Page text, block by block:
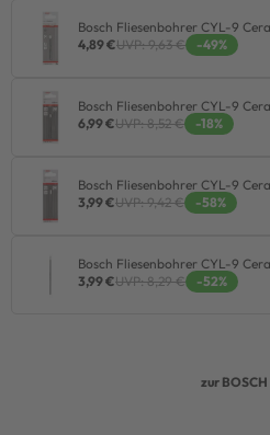
Bosch Fliesenbohrer CYL-9
4,89 €UVP: 9,63 € -49%
Bosch Fliesenbohrer CYL-9
6,99 €UVP: 8,52 € -18%
Bosch Fliesenbohrer CYL-9
3,99 €UVP: 9,42 € -58%
Bosch Fliesenbohrer CYL-9
3,99 €UVP: 8,29 € -52%
zur